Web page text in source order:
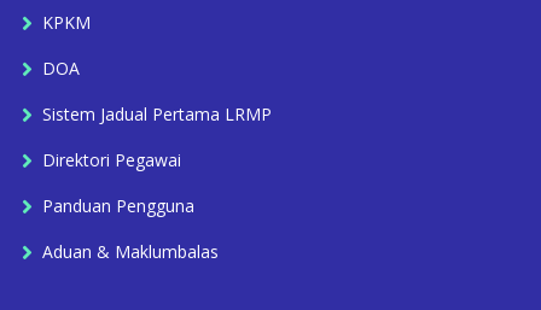
KPKM
DOA
Sistem Jadual Pertama LRMP
Direktori Pegawai
Panduan Pengguna
Aduan & Maklumbalas